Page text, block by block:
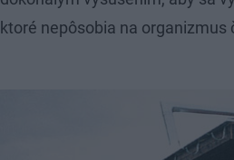
ktoré nepôsobia na organizmus